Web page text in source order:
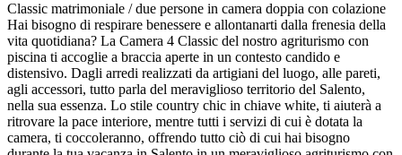
Classic matrimoniale / due persone in camera doppia con colazione
Hai bisogno di respirare benessere e allontanarti dalla frenesia della
vita quotidiana? La Camera 4 Classic del nostro agriturismo con
piscina ti accoglie a braccia aperte in un contesto candido e
distensivo. Dagli arredi realizzati da artigiani del luogo, alle pareti,
agli accessori, tutto parla del meraviglioso territorio del Salento,
nella sua essenza. Lo stile country chic in chiave white, ti aiuterà a
ritrovare la pace interiore, mentre tutti i servizi di cui è dotata la
camera, ti coccoleranno, offrendo tutto ciò di cui hai bisogno